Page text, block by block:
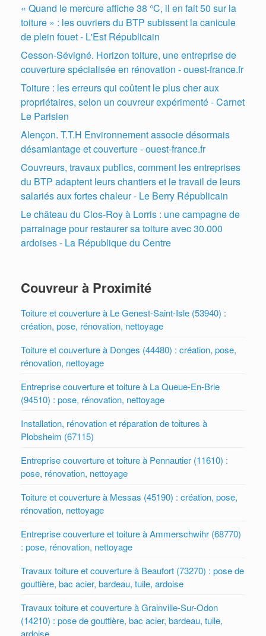
« Quand le mercure affiche 38 °C, il en fait 50 sur la
toiture » : les ouvriers du BTP subissent la canicule
de plein fouet - L'Est Républicain
Cesson-Sévigné. Horizon toiture, une entreprise de
couverture spécialisée en rénovation - ouest-france.fr
Toiture : les erreurs qui coûtent le plus cher aux
propriétaires, selon un couvreur expérimenté - Carnet
Le Parisien
Alençon. T.T.H Environnement associe désormais
désamiantage et couverture - ouest-france.fr
Couvreurs, travaux publics, comment les entreprises
du BTP adaptent leurs chantiers et le travail de leurs
salariés aux fortes chaleur - Le Berry Républicain
Le château du Clos-Roy à Lorris : une campagne de
parrainage pour restaurer sa toiture avec 30.000
ardoises - La République du Centre
Couvreur à Proximité
Toiture et couverture à Le Genest-Saint-Isle (53940) :
création, pose, rénovation, nettoyage
Toiture et couverture à Donges (44480) : création, pose,
rénovation, nettoyage
Entreprise couverture et toiture à La Queue-En-Brie
(94510) : pose, rénovation, nettoyage
Installation, rénovation et réparation de toitures à
Plobsheim (67115)
Entreprise couverture et toiture à Pennautier (11610) :
pose, rénovation, nettoyage
Toiture et couverture à Messas (45190) : création, pose,
rénovation, nettoyage
Entreprise couverture et toiture à Ammerschwihr (68770)
: pose, rénovation, nettoyage
Travaux toiture et couverture à Beaufort (73270) : pose de
gouttière, bac acier, bardeau, tuile, ardoise
Travaux toiture et couverture à Grainville-Sur-Odon
(14210) : pose de gouttière, bac acier, bardeau, tuile,
ardoise